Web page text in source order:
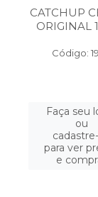
CATCHUP
ORIGINAL
Código:
Faça seu
ou
para ver
e